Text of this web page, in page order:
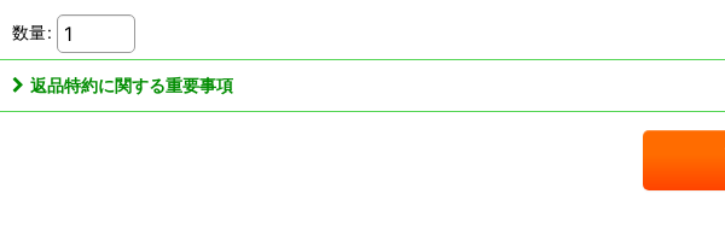
数量:
返品特約に関する重要事項